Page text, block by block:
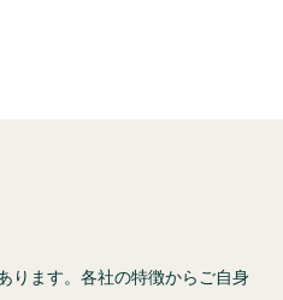
ります。各社の特徴からご自身